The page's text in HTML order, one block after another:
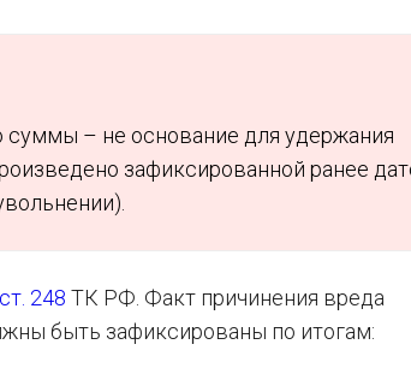
– не основание для удержания
зафиксированной ранее
ст. 248 ТК РФ. Факт причинения вреда
быть зафиксированы по итогам: